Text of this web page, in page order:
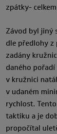
zpátky-
Závod byl jiný
dle předlohy z
zadány
daného
v kružnici
v udaném
rychlost.
taktiku a je
propočítal